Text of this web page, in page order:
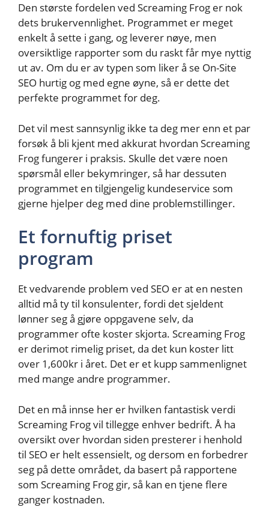
Den største fordelen ved Screaming Frog er nok
dets brukervennlighet. Programmet er meget
enkelt å sette i gang, og leverer nøye, men
oversiktlige rapporter som du raskt får mye nyttig
ut av. Om du er av typen som liker å se On-Site
SEO hurtig og med egne øyne, så er dette det
perfekte programmet for deg.
Det vil mest sannsynlig ikke ta deg mer enn et par
forsøk å bli kjent med akkurat hvordan Screaming
Frog fungerer i praksis. Skulle det være noen
spørsmål eller bekymringer, så har dessuten
programmet en tilgjengelig kundeservice som
gjerne hjelper deg med dine problemstillinger.
Et fornuftig priset
program
Et vedvarende problem ved SEO er at en nesten
alltid må ty til konsulenter, fordi det sjeldent
lønner seg å gjøre oppgavene selv, da
programmer ofte koster skjorta. Screaming Frog
er derimot rimelig priset, da det kun koster litt
over 1,600kr i året. Det er et kupp sammenlignet
med mange andre programmer.
Det en må innse her er hvilken fantastisk verdi
Screaming Frog vil tillegge enhver bedrift. Å ha
oversikt over hvordan siden presterer i henhold
til SEO er helt essensielt, og dersom en forbedrer
seg på dette området, da basert på rapportene
som Screaming Frog gir, så kan en tjene flere
ganger kostnaden.